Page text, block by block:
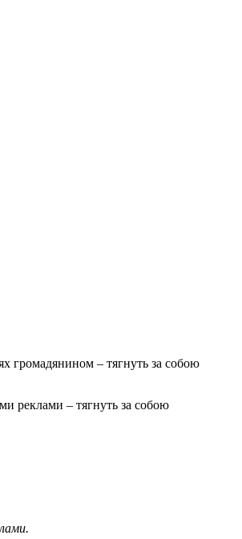
громадянином – тягнуть за собою
реклами – тягнуть за собою